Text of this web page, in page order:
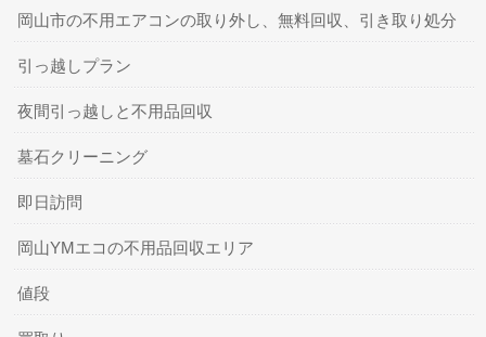
岡山市の不用エアコンの取り外し、無料回収、引き取り処分
引っ越しプラン
夜間引っ越しと不用品回収
墓石クリーニング
即日訪問
岡山YMエコの不用品回収エリア
値段